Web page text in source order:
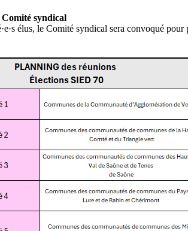
syndical
élus, le Comité syndical sera convoqué